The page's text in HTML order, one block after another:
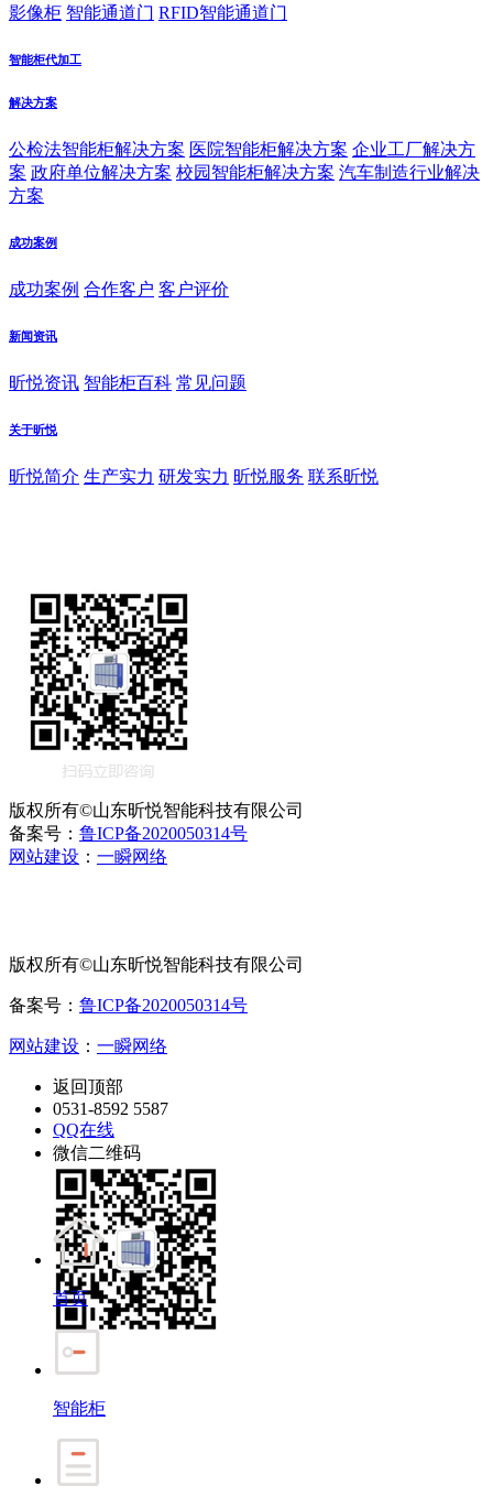
影像柜 智能通道门 RFID智能通道门
智能柜代加工
解决方案
公检法智能柜解决方案 医院智能柜解决方案 企业工厂解决方
案 政府单位解决方案 校园智能柜解决方案 汽车制造行业解决
方案
成功案例
成功案例 合作客户 客户评价
新闻资讯
昕悦资讯 智能柜百科 常见问题
关于昕悦
昕悦简介 生产实力 研发实力 昕悦服务 联系昕悦
版权所有©山东昕悦智能科技有限公司
备案号： 鲁ICP备2020050314号
网站建设 ： 一瞬网络
版权所有©山东昕悦智能科技有限公司
备案号： 鲁ICP备2020050314号
网站建设 ： 一瞬网络
返回顶部
0531-8592 5587
QQ在线
微信二维码
首页
智能柜